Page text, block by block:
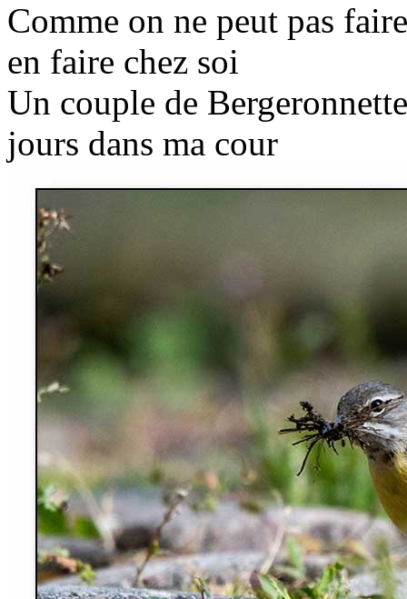
Comme on ne peut pas
en faire chez soi
Un couple de
jours dans ma cour